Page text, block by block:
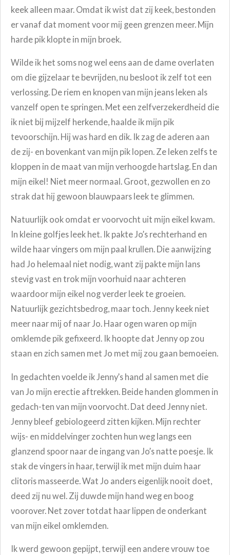
keek alleen maar. Omdat ik wist dat zij keek, bestonden
er vanaf dat moment voor mij geen grenzen meer. Mijn
harde pik klopte in mijn broek.
Wilde ik het soms nog wel eens aan de dame overlaten
om die gijzelaar te bevrijden, nu besloot ik zelf tot een
verlossing. De riem en knopen van mijn jeans leken als
vanzelf open te springen. Met een zelfverzekerdheid die
ik niet bij mijzelf herkende, haalde ik mijn pik
tevoorschijn. Hij was hard en dik. Ik zag de aderen aan
de zij- en bovenkant van mijn pik lopen. Ze leken zelfs te
kloppen in de maat van mijn verhoogde hartslag. En dan
mijn eikel! Niet meer normaal. Groot, gezwollen en zo
strak dat hij gewoon blauwpaars leek te glimmen.
Natuurlijk ook omdat er voorvocht uit mijn eikel kwam.
In kleine golfjes leek het. Ik pakte Jo’s rechterhand en
wilde haar vingers om mijn paal krullen. Die aanwijzing
had Jo helemaal niet nodig, want zij pakte mijn lans
stevig vast en trok mijn voorhuid naar achteren
waardoor mijn eikel nog verder leek te groeien.
Natuurlijk gezichtsbedrog, maar toch. Jenny keek niet
meer naar mij of naar Jo. Haar ogen waren op mijn
omklemde pik gefixeerd. Ik hoopte dat Jenny op zou
staan en zich samen met Jo met mij zou gaan bemoeien.
In gedachten voelde ik Jenny’s hand al samen met die
van Jo mijn erectie aftrekken. Beide handen glommen in
gedach-ten van mijn voorvocht. Dat deed Jenny niet.
Jenny bleef gebiologeerd zitten kijken. Mijn rechter
wijs- en middelvinger zochten hun weg langs een
glanzend spoor naar de ingang van Jo’s natte poesje. Ik
stak de vingers in haar, terwijl ik met mijn duim haar
clitoris masseerde. Wat Jo anders eigenlijk nooit doet,
deed zij nu wel. Zij duwde mijn hand weg en boog
voorover. Net zover totdat haar lippen de onderkant
van mijn eikel omklemden.
Ik werd gewoon gepijpt, terwijl een andere vrouw toe